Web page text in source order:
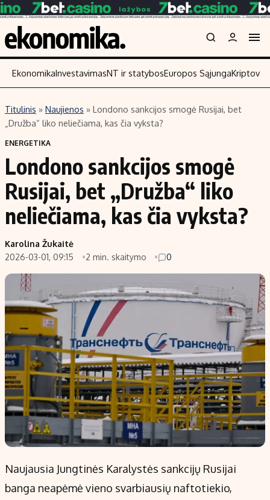
Turinys
Naujienos
Aplinka
Energetika
Ekonomika
NT ir statybos
Skaitykite
Įmonės
Žemės ūkis
Technologijos
Laisvalaikis
Populiarios temos
Investavimas
Akcijų rinka
Saulės elektrinės
Kriptovaliutos
Infliacija
Migracija
Titulinis
Nedarbo išmokos skaičiuoklė
Indėliai
Indėlių skaičiuoklė
Būsto finansai
Įdomios naujienos
Redakcija
Apie mus
Redakcijos politika
EkonomikaInvestavimasNT ir statybosEuropos Sąjunga
Titulinis » Naujienos » Londono sankcijos smogė Rusijai, bet
„Družba“ liko neliečiama, kas čia vyksta?
ENERGETIKA
Londono sankcijos smogė
Rusijai, bet „Družba“ liko
neliečiama, kas čia vyksta?
Karolina Žukaitė
2026-03-01, 09:15
2 min. skaitymo 0
Naujausia Jungtinės Karalystės sankcijų Rusijai
banga neapėmė vieno svarbiausių naftotiekio,